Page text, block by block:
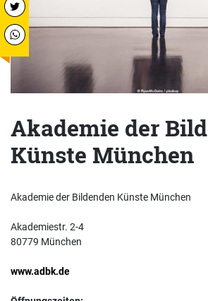
Akademie der
Künste München
Akademie der Bildenden Künste München
Akademiestr. 2-4
80779 München
www.adbk.de